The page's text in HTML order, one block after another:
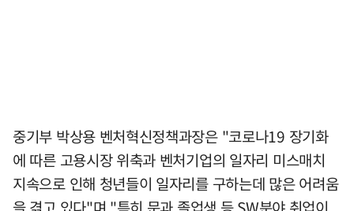
중기부 박상용 벤처혁신정책과장은 "코로나19 장기화
에 따른 고용시장 위축과 벤처기업의 일자리 미스매치
지속으로 인해 청년들이 일자리를 구하는데 많은 어려움